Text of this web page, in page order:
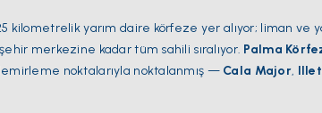
kilometrelik yarım daire körfeze yer alıyor; liman ve
merkezine kadar tüm sahili sıralıyor. Palma
noktalarıyla noktalanmış — Cala Major,